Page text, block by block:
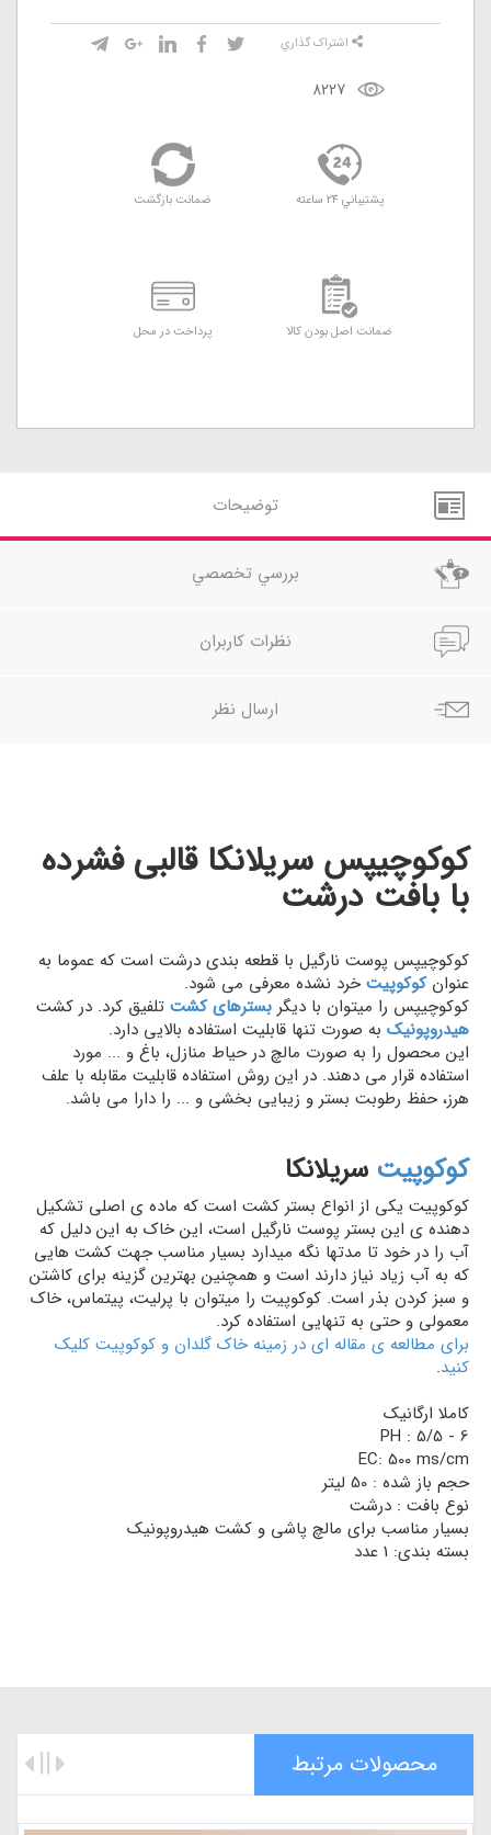
8227
اشتراک گذاري
پشتيباني 24 ساعته ضمانت بازگشت
ضمانت اصل بودن کالا پرداخت در محل
توضيحات
بررسي تخصصي
نظرات کاربران
ارسال نظر
کوکوچیپس سریلانکا قالبی فشرده
با بافت درشت
کوکوچیپس پوست نارگیل با قطعه بندی درشت است که عموما به
عنوانکوکوپیت خرد نشده معرفی می شود.
کوکوچیپس را میتوان با دیگر بسترهای کشت تلفیق کرد. در کشت
هیدروپونیک به صورت تنها قابلیت استفاده بالایی دارد.
این محصول را به صورت مالچ در حیاط منازل، باغ و ... مورد
استفاده قرار می دهند. در این روش استفاده قابلیت مقابله با علف
هرز، حفظ رطوبت بستر و زیبایی بخشی و ... را دارا می باشد.
کوکوپیت سریلانکا
کوکوپیت یکی از انواع بستر کشت است که ماده ی اصلی تشکیل
دهنده ی این بستر پوست نارگیل است، این خاک به این دلیل که
آب را در خود تا مدتها نگه میدارد بسیار مناسب جهت کشت هایی
که به آب زیاد نیاز دارند است و همچنین بهترین گزینه برای کاشتن
و سبز کردن بذر است. کوکوپیت را میتوان با پرلیت، پیتماس، خاک
معمولی و حتی به تنهایی استفاده کرد.
برای مطالعه ی مقاله ای در زمینه خاک گلدان و کوکوپیت کلیک
کنید.
کاملا ارگانیک
PH : 5/5 - 6
EC: 500 ms/cm
حجم باز شده : 50 لیتر
نوع بافت : درشت
بسیار مناسب برای مالچ پاشی و کشت هیدروپونیک
بسته بندی: 1 عدد
محصولات مرتبط